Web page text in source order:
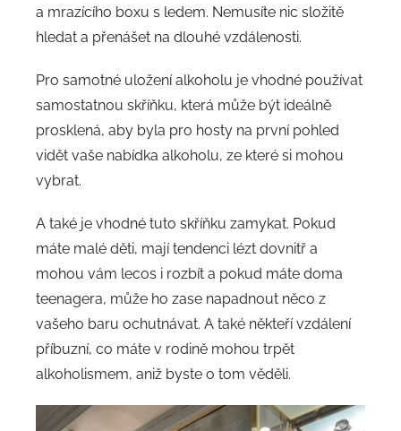
a mrazícího boxu s ledem. Nemusíte nic složitě
hledat a přenášet na dlouhé vzdálenosti.
Pro samotné uložení alkoholu je vhodné používat
samostatnou skříňku, která může být ideálně
prosklená, aby byla pro hosty na první pohled
vidět vaše nabídka alkoholu, ze které si mohou
vybrat.
A také je vhodné tuto skříňku zamykat. Pokud
máte malé děti, mají tendenci lézt dovnitř a
mohou vám lecos i rozbít a pokud máte doma
teenagera, může ho zase napadnout něco z
vašeho baru ochutnávat. A také někteří vzdálení
příbuzní, co máte v rodině mohou trpět
alkoholismem, aniž byste o tom věděli.